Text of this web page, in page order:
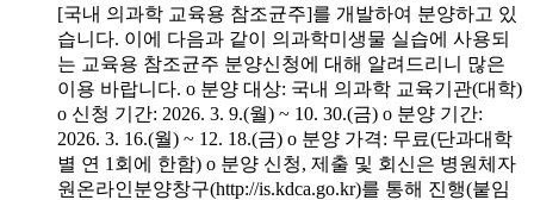
[국내 의과학 교육용 참조균주]를 개발하여 분양하고 있
습니다. 이에 다음과 같이 의과학미생물 실습에 사용되
는 교육용 참조균주 분양신청에 대해 알려드리니 많은
이용 바랍니다. o 분양 대상: 국내 의과학 교육기관(대학)
o 신청 기간: 2026. 3. 9.(월) ~ 10. 30.(금) o 분양 기간:
2026. 3. 16.(월) ~ 12. 18.(금) o 분양 가격: 무료(단과대학
별 연 1회에 한함) o 분양 신청, 제출 및 회신은 병원체자
원온라인분양창구(http://is.kdca.go.kr)를 통해 진행(붙임